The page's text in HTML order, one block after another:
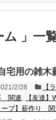
ム 」一
自宅用の雑
2/28 【
関連
【友達
ーブ】薪作り 関